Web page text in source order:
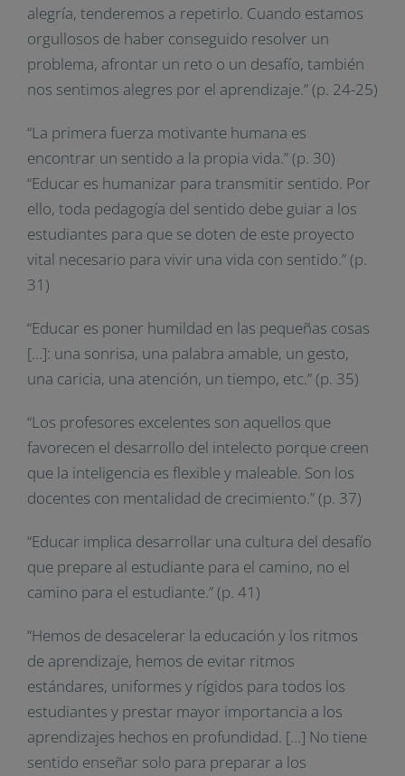
alegría, tenderemos a repetirlo. Cuando estamos
orgullosos de haber conseguido resolver un
problema, afrontar un reto o un desafío, también
nos sentimos alegres por el aprendizaje.” (p. 24-25)
“La primera fuerza motivante humana es
encontrar un sentido a la propia vida.” (p. 30)
“Educar es humanizar para transmitir sentido. Por
ello, toda pedagogía del sentido debe guiar a los
estudiantes para que se doten de este proyecto
vital necesario para vivir una vida con sentido.” (p.
31)
“Educar es poner humildad en las pequeñas cosas
[…]: una sonrisa, una palabra amable, un gesto,
una caricia, una atención, un tiempo, etc.” (p. 35)
“Los profesores excelentes son aquellos que
favorecen el desarrollo del intelecto porque creen
que la inteligencia es flexible y maleable. Son los
docentes con mentalidad de crecimiento.” (p. 37)
“Educar implica desarrollar una cultura del desafío
que prepare al estudiante para el camino, no el
camino para el estudiante.” (p. 41)
“Hemos de desacelerar la educación y los ritmos
de aprendizaje, hemos de evitar ritmos
estándares, uniformes y rígidos para todos los
estudiantes y prestar mayor importancia a los
aprendizajes hechos en profundidad. […] No tiene
sentido enseñar solo para preparar a los